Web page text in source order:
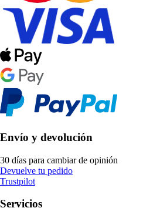
Envío y devolución
30 días para cambiar de opinión
Devuelve tu pedido
Trustpilot
Servicios